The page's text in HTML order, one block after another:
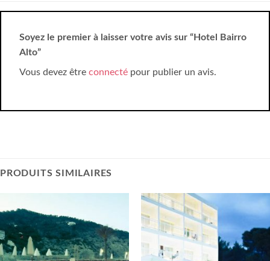
Soyez le premier à laisser votre avis sur “Hotel Bairro
Alto”
Vous devez être connecté pour publier un avis.
PRODUITS SIMILAIRES